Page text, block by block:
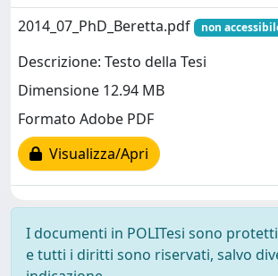
2014_07_PhD_Beretta.pdf
non
Descrizione: Testo della Tesi
Dimensione 12.94 MB
Formato Adobe PDF
Visualizza/Apri
I documenti in POLITesi sono
e tutti i diritti sono riservati, salvo